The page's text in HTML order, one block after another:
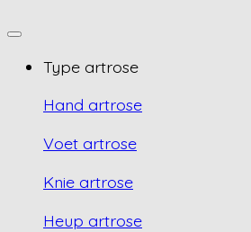
Type artrose
Hand artrose
Voet artrose
Knie artrose
Heup artrose